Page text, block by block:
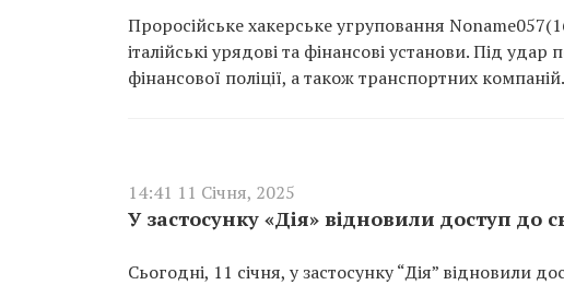
Проросійське хакерське угруповання
італійські урядові та фінансові установи. Під
фінансової поліції, а також транспортних компаній.
14:41 11 Січня, 2025
У застосунку «Дія» відновили доступ до
Сьогодні, 11 січня, у застосунку “Дія” відновили